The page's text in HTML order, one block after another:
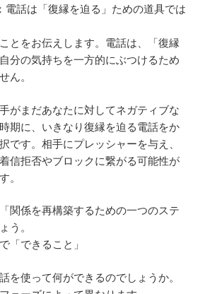
電話は「復縁を迫る」ための道具では
とをお伝えします。電話は、「復縁
分の気持ちを一方的にぶつけるため
ん。
がまだあなたに対してネガティブな
期に、いきなり復縁を迫る電話をか
です。相手にプレッシャーを与え、
信拒否やブロックに繋がる可能性が
。
関係を再構築するための一つのステ
う。
「できること」
を使って何ができるのでしょうか。